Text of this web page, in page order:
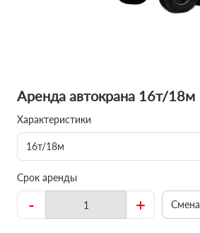
Аренда автокрана 16т/18м
Характеристики
16т/18м
Срок аренды
- + Смена